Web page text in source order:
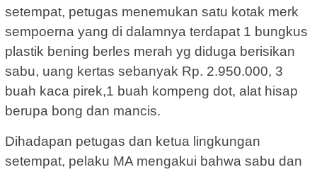
setempat, petugas menemukan satu kotak merk
sempoerna yang di dalamnya terdapat 1 bungkus
plastik bening berles merah yg diduga berisikan
sabu, uang kertas sebanyak Rp. 2.950.000, 3
buah kaca pirek,1 buah kompeng dot, alat hisap
berupa bong dan mancis.
Dihadapan petugas dan ketua lingkungan
setempat, pelaku MA mengakui bahwa sabu dan